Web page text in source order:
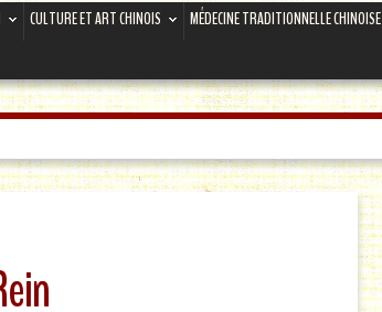
CULTURE ET ART CHINOIS MÉDECINE TRADITIONNELLE CHINOISE